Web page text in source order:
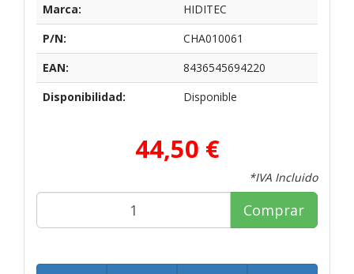
Marca:
HIDITEC
P/N:
CHA010061
EAN:
8436545694220
Disponibilidad:
Disponible
44,50 €
*IVA Incluido
Comprar